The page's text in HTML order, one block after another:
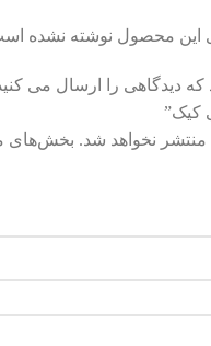
این محصول نوشته نشده
که دیدگاهی را ارسال می
کیک”
منتشر نخواهد شد. بخش‌های